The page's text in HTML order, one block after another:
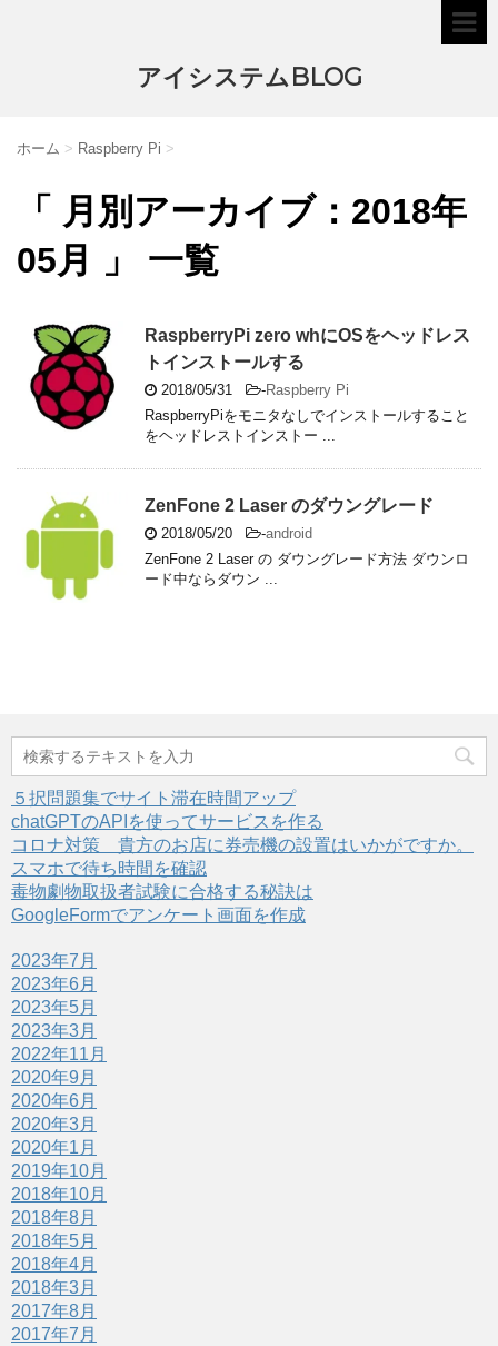
アイシステムBLOG
ホーム > Raspberry Pi >
「 月別アーカイブ：2018年
05月 」 一覧
RaspberryPi zero whにOSをヘッドレス
トインストールする
2018/05/31 -Raspberry Pi
RaspberryPiをモニタなしでインストールすること
をヘッドレストインストー ...
ZenFone 2 Laser のダウングレード
2018/05/20 -android
ZenFone 2 Laser の ダウングレード方法 ダウンロ
ード中ならダウン ...
５択問題集でサイト滞在時間アップ
chatGPTのAPIを使ってサービスを作る
コロナ対策 貴方のお店に券売機の設置はいかがですか。
スマホで待ち時間を確認
毒物劇物取扱者試験に合格する秘訣は
GoogleFormでアンケート画面を作成
2023年7月
2023年6月
2023年5月
2023年3月
2022年11月
2020年9月
2020年6月
2020年3月
2020年1月
2019年10月
2018年10月
2018年8月
2018年5月
2018年4月
2018年3月
2017年8月
2017年7月